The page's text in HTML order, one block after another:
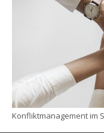
Konfliktmanagement im